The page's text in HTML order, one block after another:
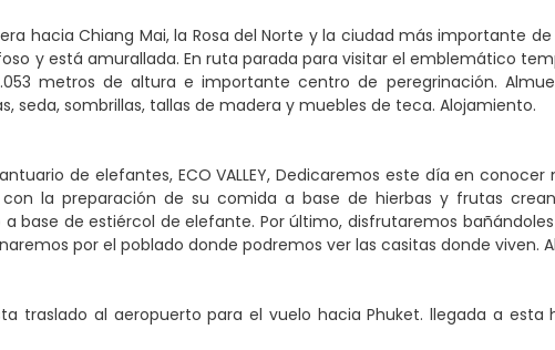
hacia Chiang Mai, la Rosa del Norte y la ciudad más importante
y está amurallada. En ruta parada para visitar el emblemático
metros de altura e importante centro de peregrinación.
seda, sombrillas, tallas de madera y muebles de teca. Alojamiento.
de elefantes, ECO VALLEY, Dedicaremos este día en
la preparación de su comida a base de hierbas y frutas
base de estiércol de elefante. Por último, disfrutaremos
por el poblado donde podremos ver las casitas donde viven.
traslado al aeropuerto para el vuelo hacia Phuket. llegada a